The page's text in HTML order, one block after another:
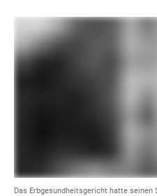
Das Erbgesundheitsgericht hatte